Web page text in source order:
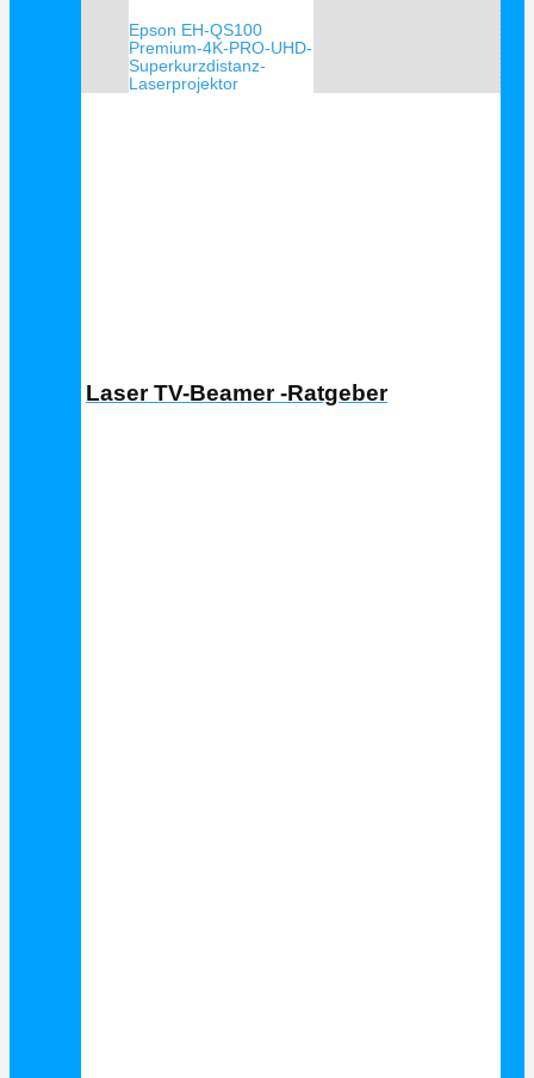
Epson EH-QS100
Premium-4K-PRO-UHD-
Superkurzdistanz-
Laserprojektor
Laser TV-Beamer -Ratgeber